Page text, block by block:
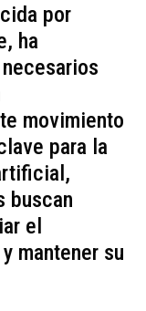
por
ha
movimiento
para la
buscan
el
mantener su